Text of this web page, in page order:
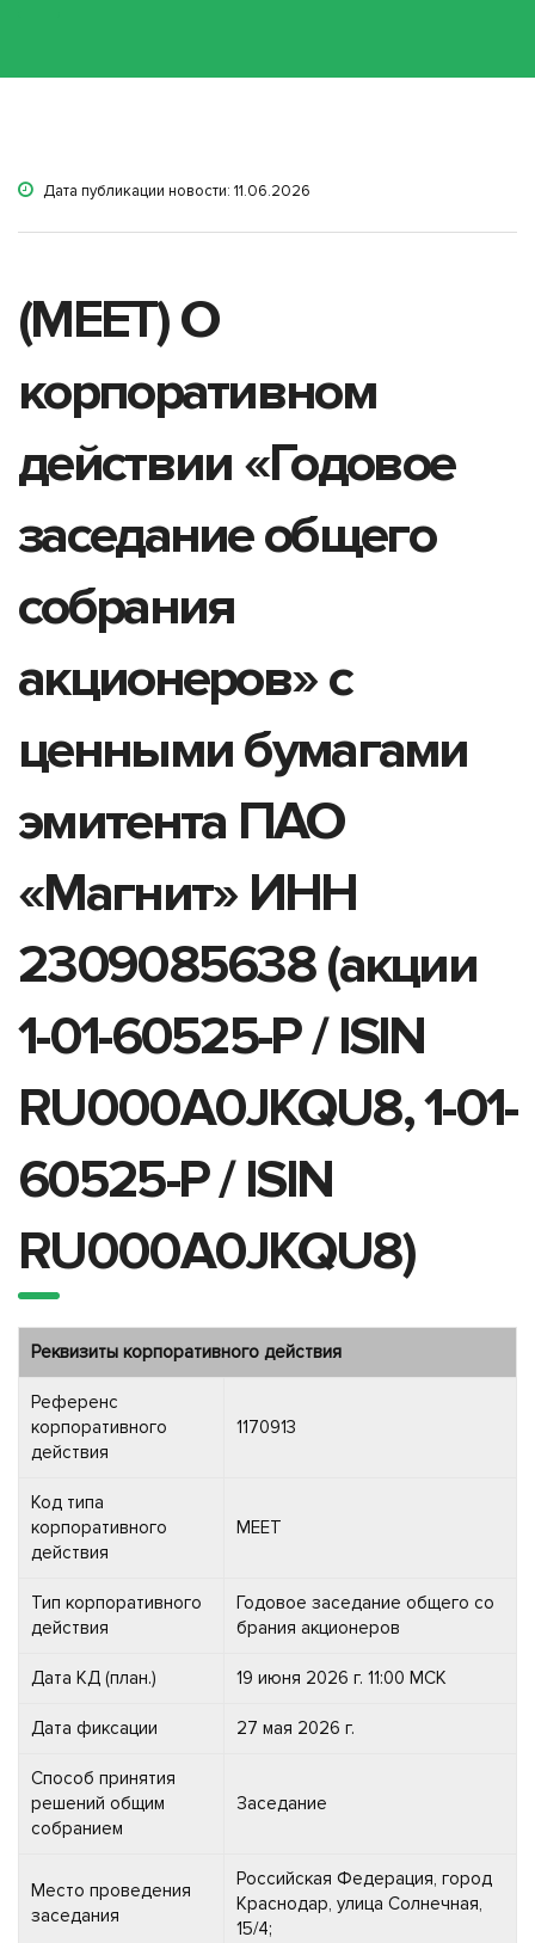
Дата публикации новости: 11.06.2026
(MEET) О
корпоративном
действии «Годовое
заседание общего
собрания
акционеров» с
ценными бумагами
эмитента ПАО
«Магнит» ИНН
2309085638 (акции
1-01-60525-P / ISIN
RU000A0JKQU8, 1-01-
60525-P / ISIN
RU000A0JKQU8)
Реквизиты корпоративного действия
Референс
корпоративного
действия
1170913
Код типа
корпоративного
действия
MEET
Тип корпоративного
действия
Годовое заседание общего со
брания акционеров
Дата КД (план.) 19 июня 2026 г. 11:00 МСК
Дата фиксации 27 мая 2026 г.
Способ принятия
решений общим
собранием
Заседание
Место проведения
заседания
Российская Федерация, город
Краснодар, улица Солнечная,
15/4;